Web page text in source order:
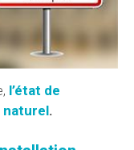
l’état de
naturel.